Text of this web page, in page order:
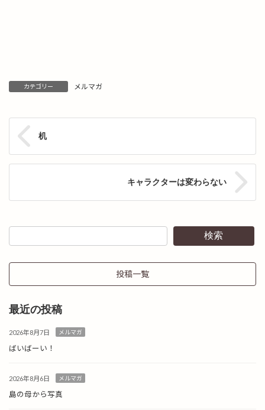
カテゴリー メルマガ
机
キャラクターは変わらない
検索
投稿一覧
最近の投稿
2026年8月7日 メルマガ
ばいばーい！
2026年8月6日 メルマガ
島の母から写真